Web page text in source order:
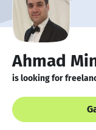
Ahmad
is looking for